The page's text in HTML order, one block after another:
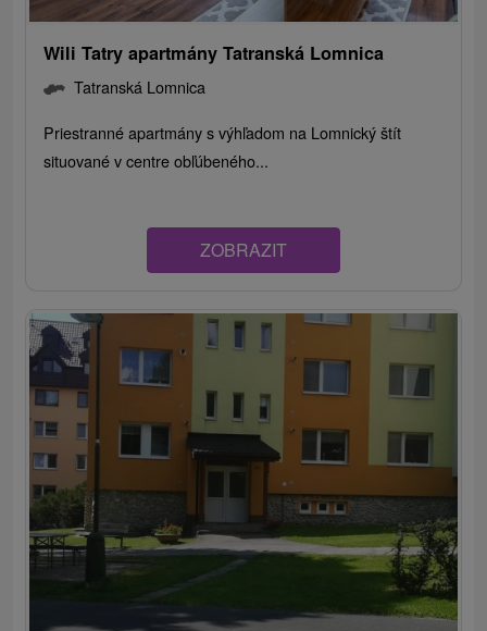
Wili Tatry apartmány Tatranská Lomnica
Tatranská Lomnica
Priestranné apartmány s výhľadom na Lomnický štít
situované v centre obľúbeného...
ZOBRAZIT